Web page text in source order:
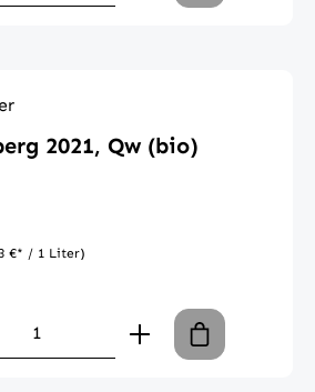
2021, Qw (bio)
€* / 1 Liter)
1-3 Tage
Anzahl: Gib den